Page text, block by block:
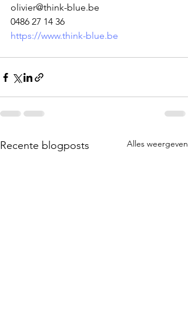
olivier@think-blue.be
0486 27 14 36
https://www.think-blue.be
Recente blogposts Alles weergeven